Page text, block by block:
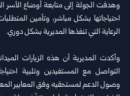
وهدفت الجولة إلى متابعة أوضاع الأسر
احتياجاتها بشكل مباشر، وتأمين
الرعاية التي تنفذها المديرية بشكل دوري.
وأكدت المديرية أن هذه الزيارات
التواصل مع المستفيدين وتلبية
وصول الدعم لمستحقيه وفق المعايير